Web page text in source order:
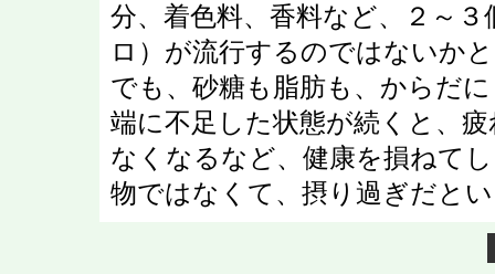
分、着色料、香料など、２～
ロ）が流行するのではないか
でも、砂糖も脂肪も、からだ
端に不足した状態が続くと、
なくなるなど、健康を損ねて
物ではなくて、摂り過ぎだと